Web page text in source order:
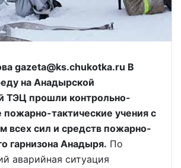
gazeta@ks.chukotka.ru В
на Анадырской
ТЭЦ прошли контрольно-
тактические учения с
всех сил и средств пожарно-
гарнизона Анадыря. По
аварийная ситуация